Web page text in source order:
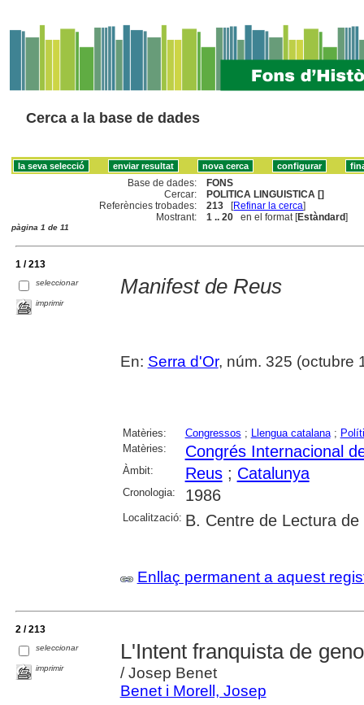
Cerca a la base de dades
Base de dades:
FONS
Cercar:
POLITICA LINGUISTICA []
Referències trobades:
213 [Refinar la cerca]
Mostrant:
1 .. 20 en el format [Estàndard]
pàgina 1 de 11
1 / 213
seleccionar
imprimir
Manifest de Reus
En: Serra d'Or, núm. 325 (octubre
Matèries: Congressos ; Llengua catalana;
Matèries:
Congrés Internacional
Àmbit: Reus; Catalunya
Cronologia: 1986
Localització: B. Centre de Lectura de
Enllaç permanent a aquest
2 / 213
seleccionar
imprimir
L'Intent franquista de
/ Josep Benet
Benet i Morell, Josep